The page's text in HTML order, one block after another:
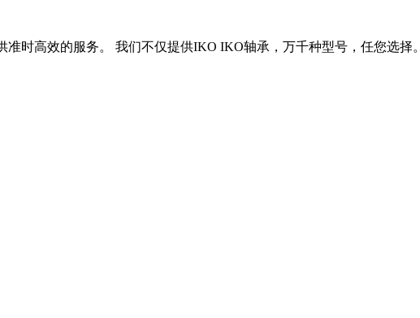
时高效的服务。 我们不仅提供IKO IKO轴承，万千种型号，任您选择。